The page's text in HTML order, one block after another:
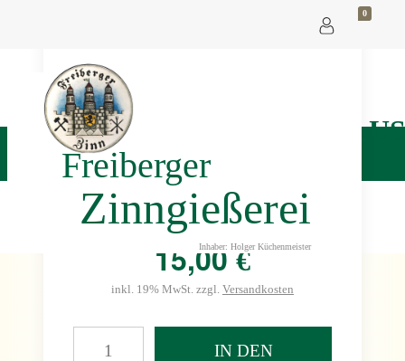
Freiberger
Zinngießerei
Inhaber: Holger Küchenmeister
0
Höhe: ca. 7 cm
FEUERWEHRMANN
#BN 4103
Art.-Nr.: BN 4103
15,00€
inkl. 19% MwSt. zzgl. Versandkosten
IN DEN